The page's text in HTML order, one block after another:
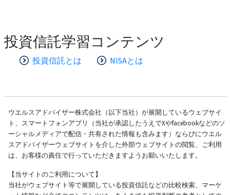
投資信託学習コンテンツ
投資信託とは NISAとは
ウエルスアドバイザー株式会社（以下当社）が展開しているウェブサイ
ト、スマートフォンアプリ（当社が承認したうえでXやfacebookなどのソ
ーシャルメディアで配信・共有された情報も含みます）ならびにウエル
スアドバイザーウェブサイトを介した外部ウェブサイトの閲覧、ご利用
は、お客様の責任で行っていただきますようお願いいたします。
【当サイトのご利用について】
当社がウェブサイト等で展開している投資信託などの比較検索、マーケ